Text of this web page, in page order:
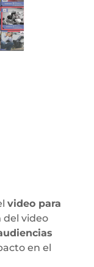
video para
del video
en el